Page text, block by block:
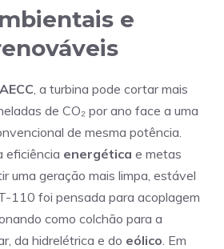
e
AECC , a turbina pode cortar mais
de CO₂ por ano face a uma
de mesma potência.
eficiência energética e metas
uma geração mais limpa, estável
110 foi pensada para acoplagem
como colchão para a
da hidrelétrica e do eólico . Em